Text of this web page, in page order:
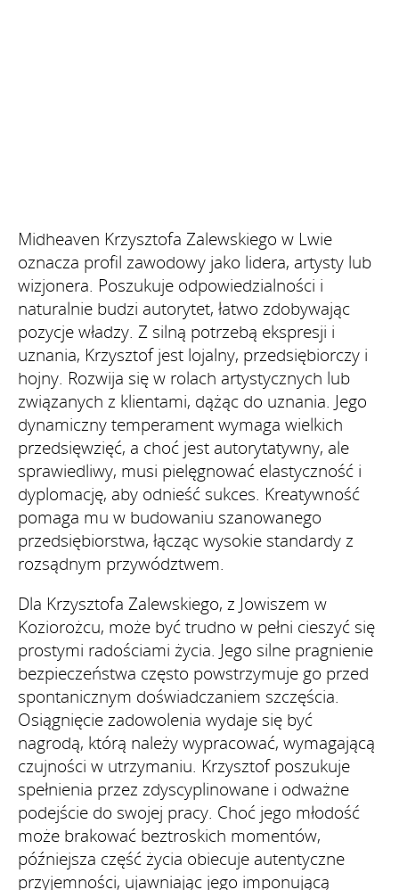
Midheaven Krzysztofa Zalewskiego w Lwie
oznacza profil zawodowy jako lidera, artysty lub
wizjonera. Poszukuje odpowiedzialności i
naturalnie budzi autorytet, łatwo zdobywając
pozycje władzy. Z silną potrzebą ekspresji i
uznania, Krzysztof jest lojalny, przedsiębiorczy i
hojny. Rozwija się w rolach artystycznych lub
związanych z klientami, dążąc do uznania. Jego
dynamiczny temperament wymaga wielkich
przedsięwzięć, a choć jest autorytatywny, ale
sprawiedliwy, musi pielęgnować elastyczność i
dyplomację, aby odnieść sukces. Kreatywność
pomaga mu w budowaniu szanowanego
przedsiębiorstwa, łącząc wysokie standardy z
rozsądnym przywództwem.
Dla Krzysztofa Zalewskiego, z Jowiszem w
Koziorożcu, może być trudno w pełni cieszyć się
prostymi radościami życia. Jego silne pragnienie
bezpieczeństwa często powstrzymuje go przed
spontanicznym doświadczaniem szczęścia.
Osiągnięcie zadowolenia wydaje się być
nagrodą, którą należy wypracować, wymagającą
czujności w utrzymaniu. Krzysztof poszukuje
spełnienia przez zdyscyplinowane i odważne
podejście do swojej pracy. Choć jego młodość
może brakować beztroskich momentów,
późniejsza część życia obiecuje autentyczne
przyjemności, ujawniając jego imponującą